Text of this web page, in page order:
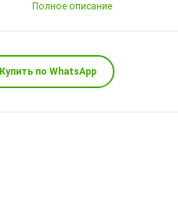
Полное описание
Купить по WhatsApp